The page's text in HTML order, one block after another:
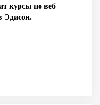
курсы по веб
Эдисон.